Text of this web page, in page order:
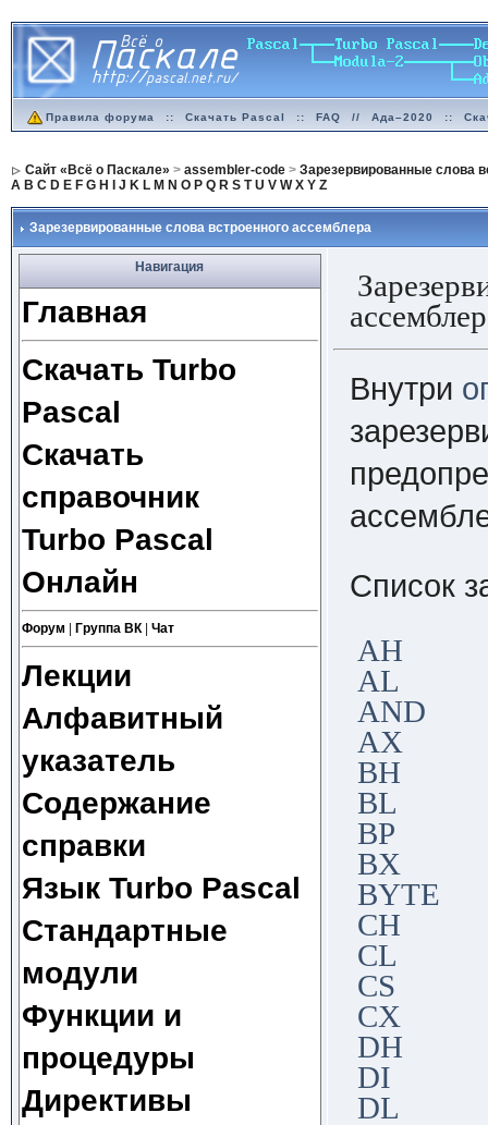
Правила форума :: Скачать Pascal :: FAQ // Ада–2020 ::
Сайт «Всё о Паскале» > assembler-code> Зарезервированные слова
A B C D E F G H J K L M N O P Q R S T U V W X Y Z
Зарезервированные слова встроенного ассемблера
Навигация
Главная
Скачать Turbo
Pascal
Скачать
справочник
Turbo Pascal
Онлайн
Форум Группа ВК| Чат
Лекции
Алфавитный
указатель
Содержание
справки
Язык Turbo Pascal
Стандартные
модули
Функции и
процедуры
Директивы
Внутри
Список
AH
AL
AND
AX
BH
BL
BP
BX
BYTE
CH
CL
CS
CX
DH
DI
DL